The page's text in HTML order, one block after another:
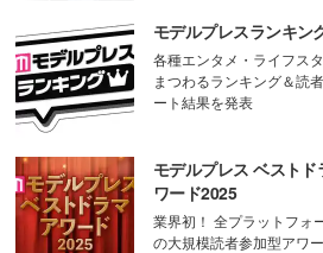
モデルプレスランキン
各種エンタメ・ライフス
まつわるランキング＆読
ート結果を発表
モデルプレス ベストド
ワード2025
業界初！ 全プラットフォ
の大規模読者参加型アワ